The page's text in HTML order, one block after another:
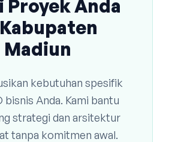
Proyek Anda
Madiun
kebutuhan spesifik
bisnis Anda. Kami bantu
strategi dan arsitektur
tanpa komitmen awal.